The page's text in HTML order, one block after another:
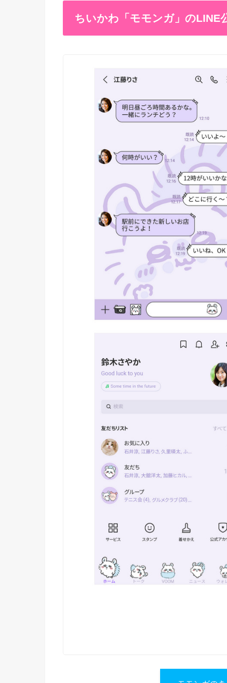
ちいかわ「モモンガ」のLINE